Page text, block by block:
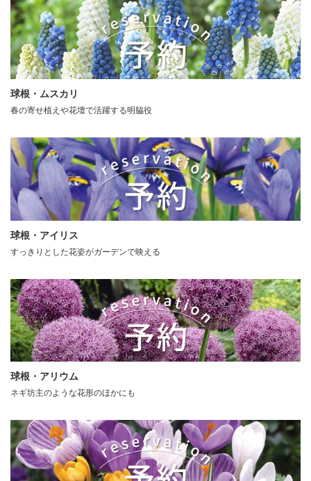
球根・ムスカリ
春の寄せ植えや花壇で活躍する明脇役
球根・アイリス
すっきりとした花姿がガーデンで映える
球根・アリウム
ネギ坊主のような花形のほかにも